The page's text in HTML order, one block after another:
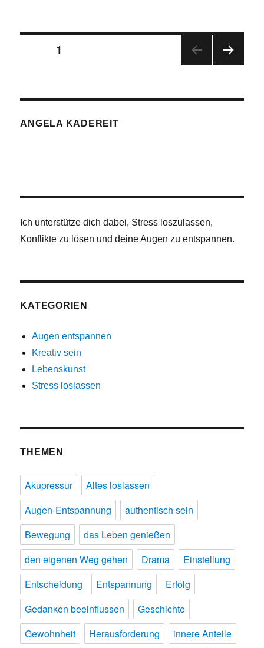
–
Seitennummerierung
Beiträge
1
E
ANGELA KADEREIT
Ich unterstütze dich dabei, Stress loszulassen,
Konflikte zu lösen und deine Augen zu entspannen.
KATEGORIEN
Augen entspannen
Kreativ sein
Lebenskunst
Stress loslassen
THEMEN
Akupressur
Altes loslassen
Augen-Entspannung
authentisch sein
Bewegung
das Leben genießen
den eigenen Weg gehen
Drama
Einstellung
Entscheidung
Entspannung
Erfolg
Gedanken beeinflussen
Geschichte
Gewohnheit
Herausforderung
innere Anteile